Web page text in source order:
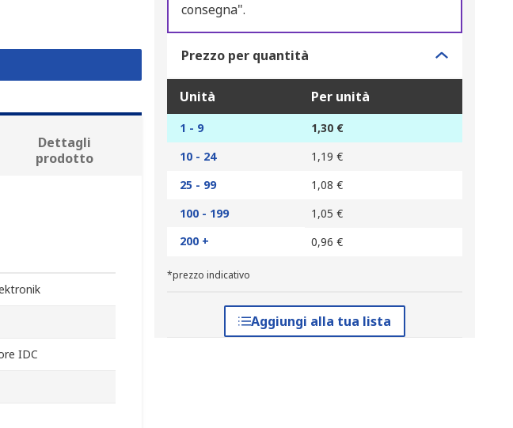
consegna".
Prezzo per quantità
Unità Per unità
1 - 9
1,30 €
10 - 24
1,19 €
25 - 99
1,08 €
100 - 199
1,05 €
200 +
0,96 €
*prezzo indicativo
Aggiungi alla tua lista
Dettagli
prodotto
IDC